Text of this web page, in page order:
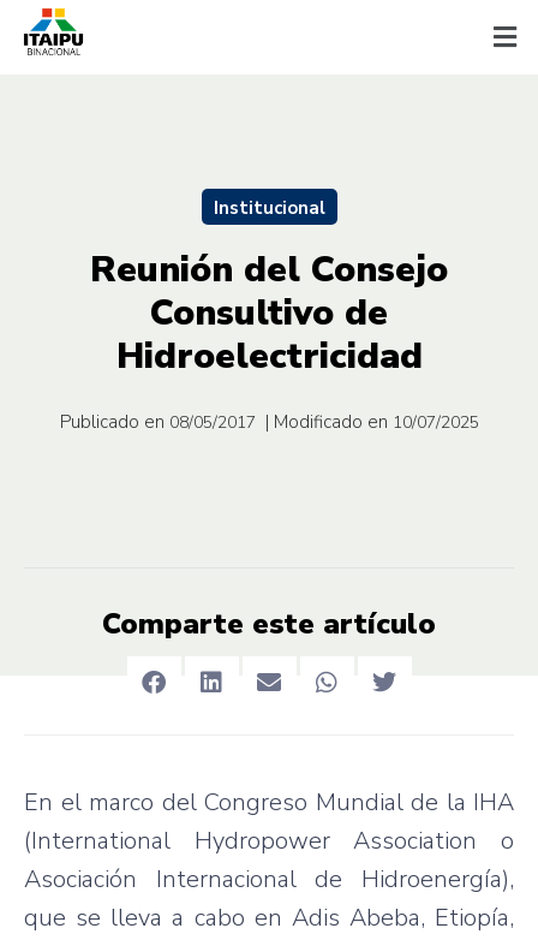
Institucional
Reunión del Consejo
Consultivo de
Hidroelectricidad
Publicado en 08/05/2017 | Modificado en 10/07/2025
Comparte este artículo
En el marco del Congreso Mundial de la IHA
(International Hydropower Association o
Asociación Internacional de Hidroenergía),
que se lleva a cabo en Adis Abeba, Etiopía,